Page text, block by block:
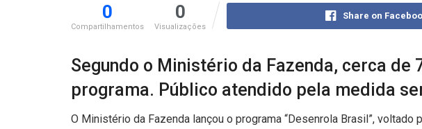
0
Compartilhamentos
0
Visualizações
Share on
Segundo o Ministério da Fazenda, cerca
programa. Público atendido pela medida
O Ministério da Fazenda lançou o programa “Desenrola Brasil”,